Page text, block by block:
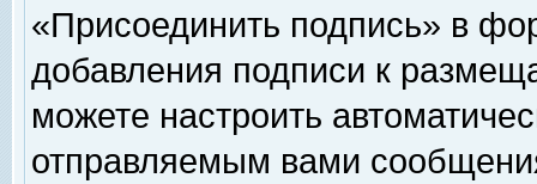
«Присоединить подпись» в
добавления подписи к
можете настроить
отправляемым вами